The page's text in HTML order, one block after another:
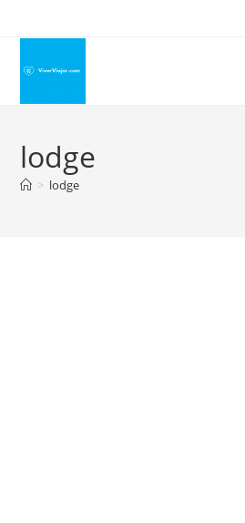
conteúdo
lodge
> lodge